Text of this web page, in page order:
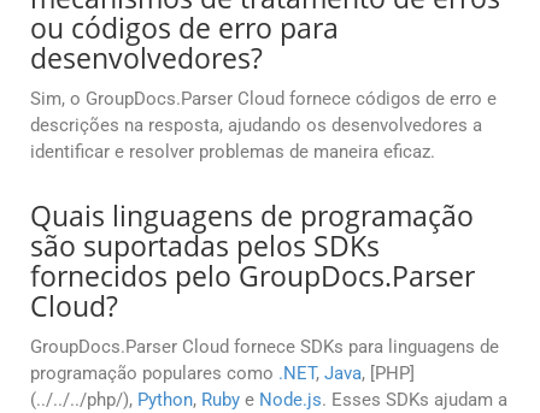
ou códigos de erro para
desenvolvedores?
Sim, o GroupDocs.Parser Cloud fornece códigos de erro e
descrições na resposta, ajudando os desenvolvedores a
identificar e resolver problemas de maneira eficaz.
Quais linguagens de programação
são suportadas pelos SDKs
fornecidos pelo GroupDocs.Parser
Cloud?
GroupDocs.Parser Cloud fornece SDKs para linguagens de
programação populares como .NET, Java, [PHP]
(../../../php/), Python, Ruby e Node.js. Esses SDKs ajudam a